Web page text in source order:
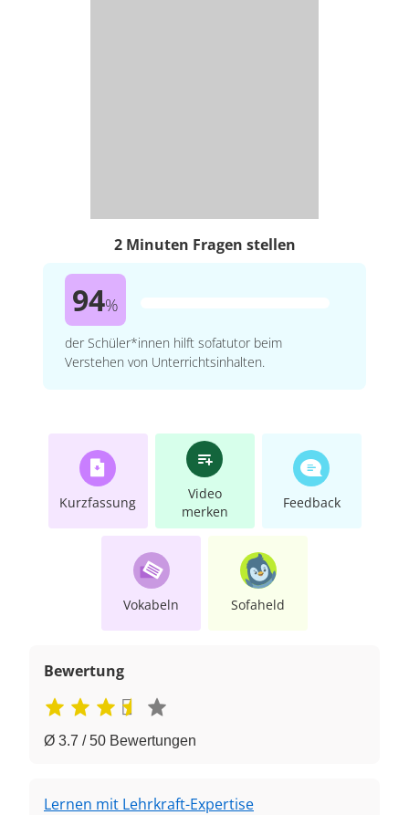
2 Minuten Fragen stellen
94%
der Schüler*innen hilft sofatutor beim
Verstehen von Unterrichtsinhalten.
Kurzfassung
Video
merken
Feedback
Vokabeln Sofaheld
Bewertung
Ø 3.7 / 50 Bewertungen
Lernen mit Lehrkraft-Expertise